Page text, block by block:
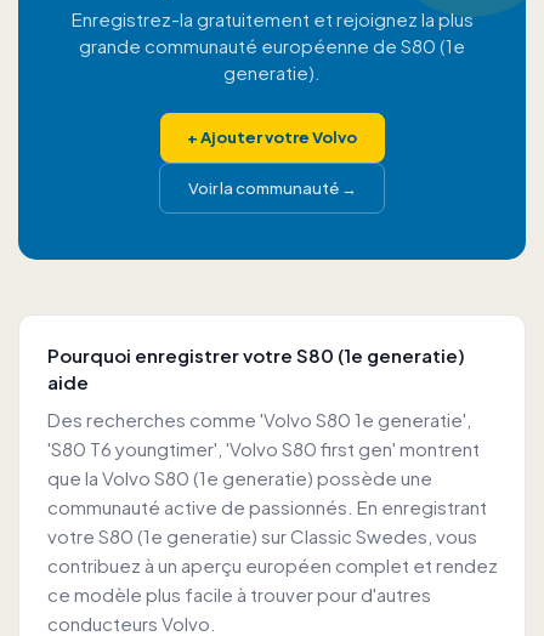
Enregistrez-la gratuitement et rejoignez la plus
grande communauté européenne de S80 (1e
generatie).
+Ajouter votre Volvo
Voir la communauté→
Pourquoi enregistrer votre S80 (1e generatie)
aide
Des recherches comme 'Volvo S80 1e generatie',
'S80 T6 youngtimer', 'Volvo S80 first gen' montrent
que la Volvo S80 (1e generatie) possède une
communauté active de passionnés. En enregistrant
votre S80 (1e generatie) sur Classic Swedes, vous
contribuez à un aperçu européen complet et rendez
ce modèle plus facile à trouver pour d'autres
conducteurs Volvo.